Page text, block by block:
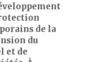
de la
du
et de